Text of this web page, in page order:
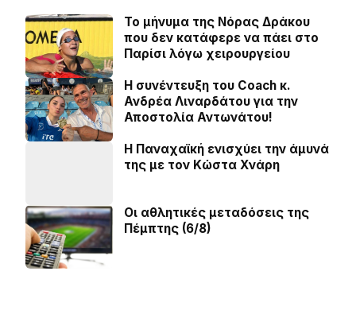
Το μήνυμα της Νόρας Δράκου
που δεν κατάφερε να πάει στο
Παρίσι λόγω χειρουργείου
H συνέντευξη του Coach κ.
Ανδρέα Λιναρδάτου για την
Αποστολία Αντωνάτου!
Η Παναχαϊκή ενισχύει την άμυνά
της με τον Κώστα Χνάρη
Οι αθλητικές μεταδόσεις της
Πέμπτης (6/8)